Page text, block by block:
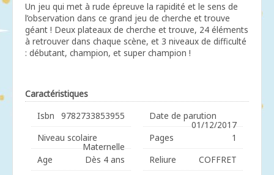
Un jeu qui met à rude épreuve la rapidité et le sens de
l’observation dans ce grand jeu de cherche et trouve
géant ! Deux plateaux de cherche et trouve, 24 éléments
à retrouver dans chaque scène, et 3 niveaux de difficulté
: débutant, champion, et super champion !
Caractéristiques
Isbn
9782733853955
Niveau scolaire
Maternelle
Age
Dès 4 ans
Date de parution
01/12/2017
Pages
1
Reliure
COFFRET